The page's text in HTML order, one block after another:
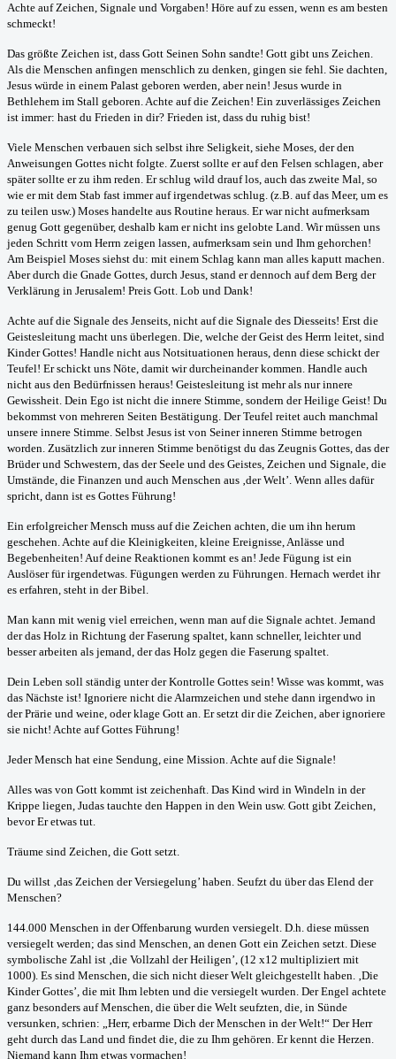
Achte auf Zeichen, Signale und Vorgaben! Höre auf zu essen, wenn es am besten
schmeckt!
Das größte Zeichen ist, dass Gott Seinen Sohn sandte! Gott gibt uns Zeichen.
Als die Menschen anfingen menschlich zu denken, gingen sie fehl. Sie dachten,
Jesus würde in einem Palast geboren werden, aber nein! Jesus wurde in
Bethlehem im Stall geboren. Achte auf die Zeichen! Ein zuverlässiges Zeichen
ist immer: hast du Frieden in dir? Frieden ist, dass du ruhig bist!
Viele Menschen verbauen sich selbst ihre Seligkeit, siehe Moses, der den
Anweisungen Gottes nicht folgte. Zuerst sollte er auf den Felsen schlagen, aber
später sollte er zu ihm reden. Er schlug wild drauf los, auch das zweite Mal, so
wie er mit dem Stab fast immer auf irgendetwas schlug. (z.B. auf das Meer, um es
zu teilen usw.) Moses handelte aus Routine heraus. Er war nicht aufmerksam
genug Gott gegenüber, deshalb kam er nicht ins gelobte Land. Wir müssen uns
jeden Schritt vom Herrn zeigen lassen, aufmerksam sein und Ihm gehorchen!
Am Beispiel Moses siehst du: mit einem Schlag kann man alles kaputt machen.
Aber durch die Gnade Gottes, durch Jesus, stand er dennoch auf dem Berg der
Verklärung in Jerusalem! Preis Gott. Lob und Dank!
Achte auf die Signale des Jenseits, nicht auf die Signale des Diesseits! Erst die
Geistesleitung macht uns überlegen. Die, welche der Geist des Herrn leitet, sind
Kinder Gottes! Handle nicht aus Notsituationen heraus, denn diese schickt der
Teufel! Er schickt uns Nöte, damit wir durcheinander kommen. Handle auch
nicht aus den Bedürfnissen heraus! Geistesleitung ist mehr als nur innere
Gewissheit. Dein Ego ist nicht die innere Stimme, sondern der Heilige Geist! Du
bekommst von mehreren Seiten Bestätigung. Der Teufel reitet auch manchmal
unsere innere Stimme. Selbst Jesus ist von Seiner inneren Stimme betrogen
worden. Zusätzlich zur inneren Stimme benötigst du das Zeugnis Gottes, das der
Brüder und Schwestern, das der Seele und des Geistes, Zeichen und Signale, die
Umstände, die Finanzen und auch Menschen aus ‚der Welt’. Wenn alles dafür
spricht, dann ist es Gottes Führung!
Ein erfolgreicher Mensch muss auf die Zeichen achten, die um ihn herum
geschehen. Achte auf die Kleinigkeiten, kleine Ereignisse, Anlässe und
Begebenheiten! Auf deine Reaktionen kommt es an! Jede Fügung ist ein
Auslöser für irgendetwas. Fügungen werden zu Führungen. Hernach werdet ihr
es erfahren, steht in der Bibel.
Man kann mit wenig viel erreichen, wenn man auf die Signale achtet. Jemand
der das Holz in Richtung der Faserung spaltet, kann schneller, leichter und
besser arbeiten als jemand, der das Holz gegen die Faserung spaltet.
Dein Leben soll ständig unter der Kontrolle Gottes sein! Wisse was kommt, was
das Nächste ist! Ignoriere nicht die Alarmzeichen und stehe dann irgendwo in
der Prärie und weine, oder klage Gott an. Er setzt dir die Zeichen, aber ignoriere
sie nicht! Achte auf Gottes Führung!
Jeder Mensch hat eine Sendung, eine Mission. Achte auf die Signale!
Alles was von Gott kommt ist zeichenhaft. Das Kind wird in Windeln in der
Krippe liegen, Judas tauchte den Happen in den Wein usw. Gott gibt Zeichen,
bevor Er etwas tut.
Träume sind Zeichen, die Gott setzt.
Du willst ‚das Zeichen der Versiegelung’ haben. Seufzt du über das Elend der
Menschen?
144.000 Menschen in der Offenbarung wurden versiegelt. D.h. diese müssen
versiegelt werden; das sind Menschen, an denen Gott ein Zeichen setzt. Diese
symbolische Zahl ist ‚die Vollzahl der Heiligen’, (12 x12 multipliziert mit
1000). Es sind Menschen, die sich nicht dieser Welt gleichgestellt haben. ‚Die
Kinder Gottes’, die mit Ihm lebten und die versiegelt wurden. Der Engel achtete
ganz besonders auf Menschen, die über die Welt seufzten, die, in Sünde
versunken, schrien: „Herr, erbarme Dich der Menschen in der Welt!“ Der Herr
geht durch das Land und findet die, die zu Ihm gehören. Er kennt die Herzen.
Niemand kann Ihm etwas vormachen!